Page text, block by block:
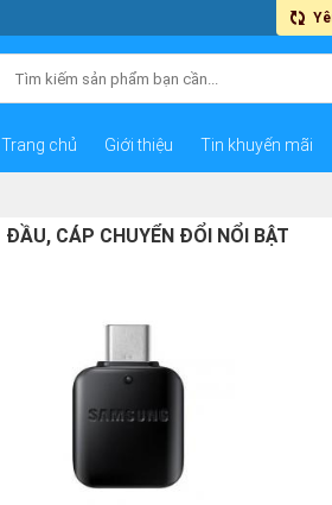
Trang chủ Giới thiệu Tin khuyến mãi
ĐẦU, CÁP CHUYỂN ĐỔI NỔI BẬT